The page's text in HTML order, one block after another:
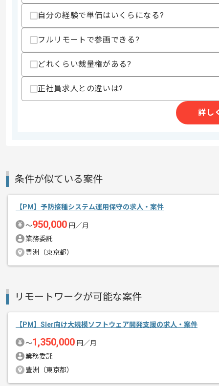
その他募集要項
商談回数
募集人数
1人
作業開始日
レバテックでの実績がある企業の案件
新しいアイディアや技術を積極的に導入
スキルアップされたい方、長期的に参
自分の経験で単価はいくらになる?
フルリモートで参画できる?
どれくらい裁量権がある?
正社員求人との違いは?
詳し
条件が似ている案件
【PM】予防接種システム運用保守の求人・案件
〜950,000 円／月
業務委託
豊洲（東京都）
リモートワークが可能な案件
【PM】Sler向け大規模ソフトウェア開発支援の求人・案件
〜1,350,000 円／月
業務委託
豊洲（東京都）